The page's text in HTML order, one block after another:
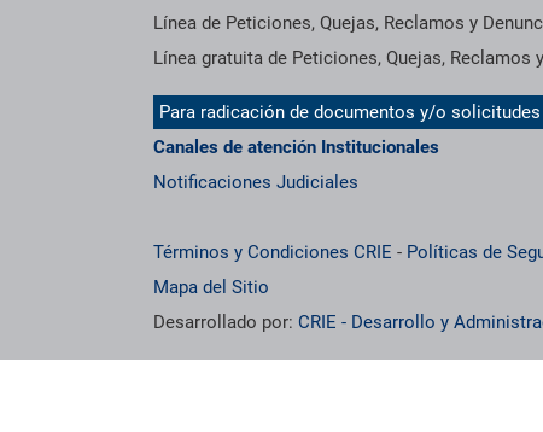
Línea de Peticiones, Quejas, Reclamos y
Línea gratuita de Peticiones, Quejas, Reclamos
Para radicación de documentos y/o
Canales de atención Institucionales
Notificaciones Judiciales
Términos y Condiciones CRIE - Políticas de
Mapa del Sitio
Desarrollado por:CRIE - Desarrollo y